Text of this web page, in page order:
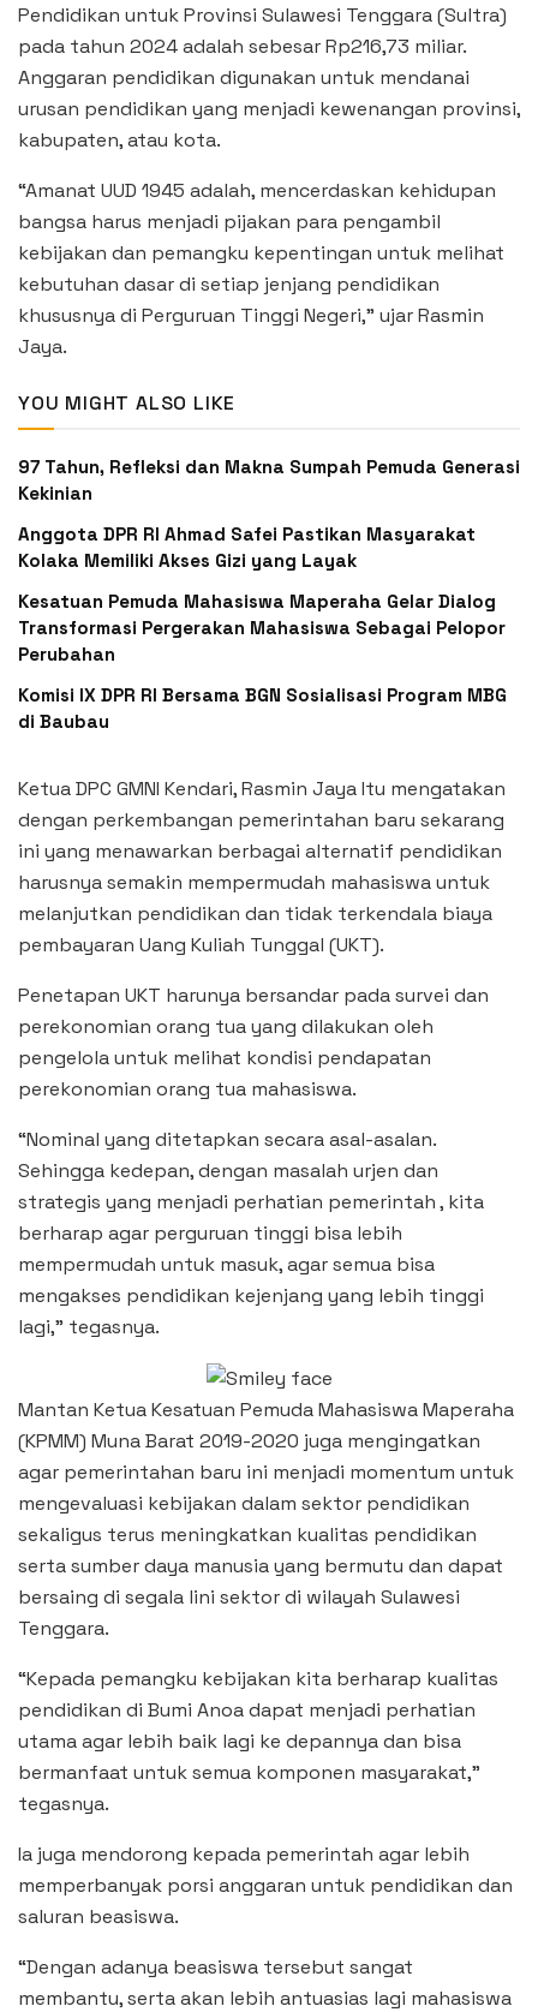
Pendidikan untuk Provinsi Sulawesi Tenggara (Sultra)
pada tahun 2024 adalah sebesar Rp216,73 miliar.
Anggaran pendidikan digunakan untuk mendanai
urusan pendidikan yang menjadi kewenangan provinsi,
kabupaten, atau kota.
“Amanat UUD 1945 adalah, mencerdaskan kehidupan
bangsa harus menjadi pijakan para pengambil
kebijakan dan pemangku kepentingan untuk melihat
kebutuhan dasar di setiap jenjang pendidikan
khususnya di Perguruan Tinggi Negeri,” ujar Rasmin
Jaya.
YOU MIGHT ALSO LIKE
‎97 Tahun, Refleksi dan Makna Sumpah Pemuda Generasi
Kekinian
Anggota DPR RI Ahmad Safei Pastikan Masyarakat
Kolaka Memiliki Akses Gizi yang Layak
Kesatuan Pemuda Mahasiswa Maperaha Gelar Dialog
Transformasi Pergerakan Mahasiswa Sebagai Pelopor
Perubahan
Komisi IX DPR RI Bersama BGN Sosialisasi Program MBG
di Baubau
Ketua DPC GMNI Kendari, Rasmin Jaya Itu mengatakan
dengan perkembangan pemerintahan baru sekarang
ini yang menawarkan berbagai alternatif pendidikan
harusnya semakin mempermudah mahasiswa untuk
melanjutkan pendidikan dan tidak terkendala biaya
pembayaran Uang Kuliah Tunggal (UKT).
Penetapan UKT harunya bersandar pada survei dan
perekonomian orang tua yang dilakukan oleh
pengelola untuk melihat kondisi pendapatan
perekonomian orang tua mahasiswa.
“Nominal yang ditetapkan secara asal-asalan.
Sehingga kedepan, dengan masalah urjen dan
strategis yang menjadi perhatian pemerintah , kita
berharap agar perguruan tinggi bisa lebih
mempermudah untuk masuk, agar semua bisa
mengakses pendidikan kejenjang yang lebih tinggi
lagi,” tegasnya.
Mantan Ketua Kesatuan Pemuda Mahasiswa Maperaha
(KPMM) Muna Barat 2019-2020 juga mengingatkan
agar pemerintahan baru ini menjadi momentum untuk
mengevaluasi kebijakan dalam sektor pendidikan
sekaligus terus meningkatkan kualitas pendidikan
serta sumber daya manusia yang bermutu dan dapat
bersaing di segala lini sektor di wilayah Sulawesi
Tenggara.
“Kepada pemangku kebijakan kita berharap kualitas
pendidikan di Bumi Anoa dapat menjadi perhatian
utama agar lebih baik lagi ke depannya dan bisa
bermanfaat untuk semua komponen masyarakat,”
tegasnya.
Ia juga mendorong kepada pemerintah agar lebih
memperbanyak porsi anggaran untuk pendidikan dan
saluran beasiswa.
“Dengan adanya beasiswa tersebut sangat
membantu, serta akan lebih antuasias lagi mahasiswa